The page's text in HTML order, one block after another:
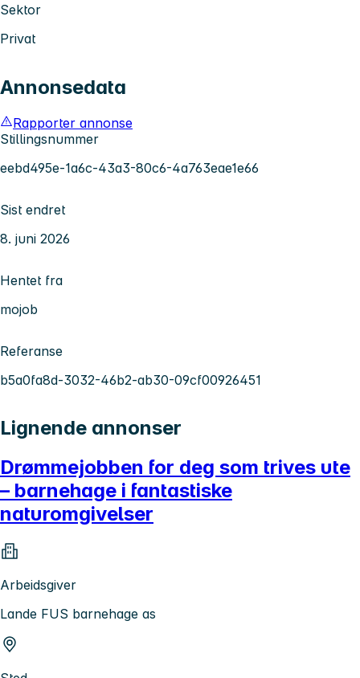
Sektor
Privat
Annonsedata
Rapporter annonse
Stillingsnummer
eebd495e-1a6c-43a3-80c6-4a763eae1e66
Sist endret
8. juni 2026
Hentet fra
mojob
Referanse
b5a0fa8d-3032-46b2-ab30-09cf00926451
Lignende annonser
Drømmejobben for deg som trives ute
– barnehage i fantastiske
naturomgivelser
Arbeidsgiver
Lande FUS barnehage as